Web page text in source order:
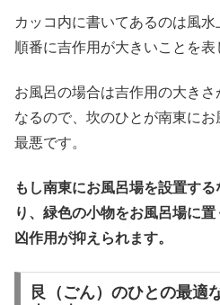
カッコ内に書いてあるのは風
順番に吉作用が大きいことを表
お風呂の場合は吉作用の大き
なるので、坎のひとが南東に
最悪です。
もし南東にお風呂場を設置す
り、緑色の小物をお風呂場に
凶作用が抑えられます。
艮（ごん）のひとの最適